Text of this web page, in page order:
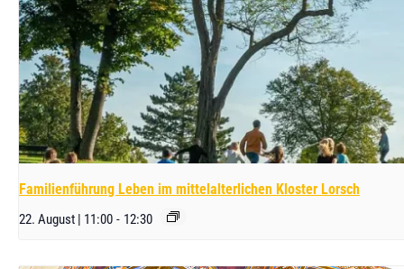
Familienführung Leben im mittelalterlichen Kloster Lorsch
22. August | 11:00 - 12:30